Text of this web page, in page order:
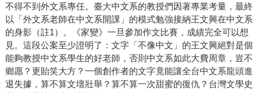
不得不到外文系專任。臺大中文系的教授們因著專業考量，最終
以「外文系老師在中文系開課」的模式勉強接納王文興在中文系
的身影（註1）。《家變》一旦參加作文比賽，成績完全可以想
見。這段公案至少證明了：文字「不像中文」的王文興絕對是個
能夠教授中文系學生的好老師，否則中文系如此大費周章，豈不
鄉愿？更貽笑大方？一個創作者的文字竟能讓全台中文系龍頭進
退失據，算不算文壇壯舉？算不算一次甜蜜的復仇？台灣文學史